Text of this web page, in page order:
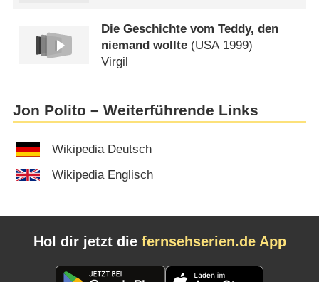
Die Geschichte vom Teddy, den
niemand wollte (USA1999)
Virgil
Jon Polito – Weiterführende Links
Wikipedia Deutsch
Wikipedia Englisch
Hol dir jetzt die fernsehserien.de App